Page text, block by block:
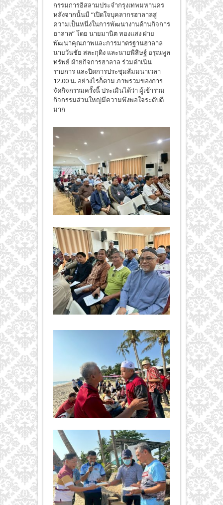
กรรมการอิสลามประจำกรุงเทพมหานคร
หลังจากนั้นมี “เปิดใจบุคลากรฮาลาลสู่
ความเป็นหนึ่งในการพัฒนางานด้านกิจการ
ฮาลาล” โดย นายมานิต ทองแสง ฝ่าย
พัฒนาคุณภาพและการมาตรฐานฮาลาล
นายวันชัย สละกุดิง และนายพิสิษฐ์ อรุณพูล
ทรัพย์ ฝ่ายกิจการฮาลาล ร่วมดำเนิน
รายการ และปิดการประชุมสัมมนาเวลา
12.00 น. อย่างไรก็ตาม ภาพรวมของการ
จัดกิจกรรมครั้งนี้ ประเมินได้ว่า ผู้เข้าร่วม
กิจกรรมส่วนใหญ่มีความพึงพอใจระดับดี
มาก